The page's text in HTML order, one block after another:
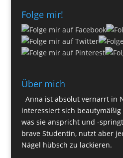
Folge mir!
Über mich
Anna ist absolut vernarrt in
interessiert sich
was sie anspricht und -
brave Studentin, nutzt aber
Nägel hübsch zu lackieren.